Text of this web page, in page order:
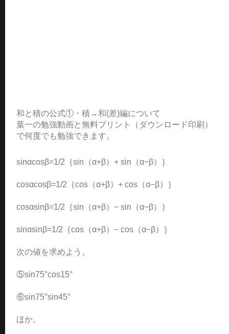
和と積の公式①・積→和(差)編について
葉一の勉強動画と無料プリント（ダウンロード印刷）
で何度でも勉強できます。
sinαcosβ=1/2｛sin（α+β）+ sin（α−β）｝
cosαcosβ=1/2｛cos（α+β）+ cos（α−β）｝
cosαsinβ=1/2｛sin（α+β）− sin（α−β）｝
sinαsinβ=1/2｛cos（α+β）− cos（α−β）｝
次の値を求めよう。
⑤sin75°cos15°
⑥sin75°sin45°
ほか。